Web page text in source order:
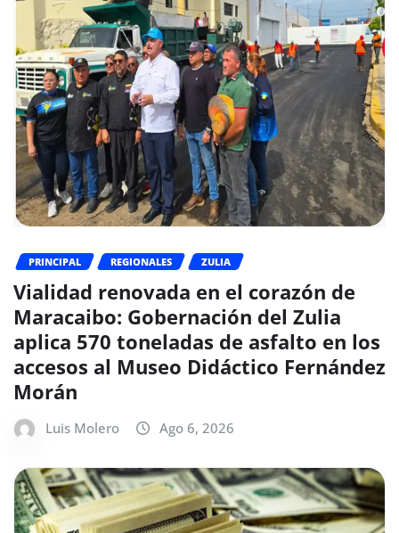
PRINCIPAL REGIONALES ZULIA
Vialidad renovada en el corazón de
Maracaibo: Gobernación del Zulia
aplica 570 toneladas de asfalto en los
accesos al Museo Didáctico Fernández
Morán
Luis Molero Ago 6, 2026